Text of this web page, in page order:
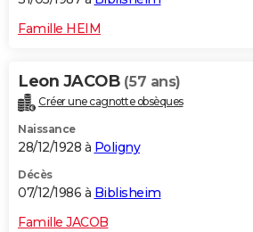
Famille HEIM
Leon JACOB (57 ans)
Créer une cagnotte obsèques
Naissance
28/12/1928 à Poligny
Décès
07/12/1986 à Biblisheim
Famille JACOB